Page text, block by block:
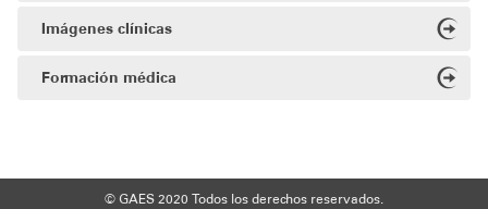
Imágenes clínicas
Formación médica
© GAES 2020 Todos los derechos reservados.